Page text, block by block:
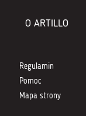
O ARTILLO
Regulamin
Pomoc
Mapa strony